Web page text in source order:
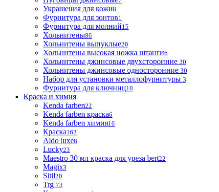
Украшения для кожи8
Фурнитура для зонтов1
Фурнитура для молний15
Хольнитены86
Хольнитены выпуклые20
Хольнитены высокая ножка штанги6
Хольнитены джинсовые двухсторонние 30
Хольнитены джинсовые односторонние 30
Набор для установки металлофурнитуры 3
Фурнитура для ключниц10
Краска и химия
Kenda farben22
Kenda farben краска6
Kenda farben химия16
Краска162
Aldo luxe8
Lucky23
Maestro 30 мл краска для уреза bert22
Magix3
Sitil20
Trg 73